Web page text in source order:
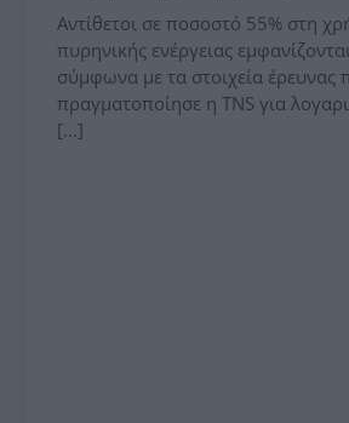
Αντίθετοι σε ποσοστό 55% στη
πυρηνικής ενέργειας
σύμφωνα με τα στοιχεία έρευνας
πραγματοποίησε η ΤΝS για
[…]